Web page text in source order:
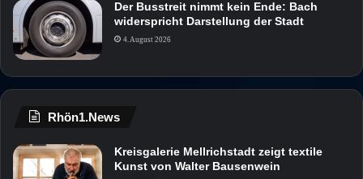
Der Busstreit nimmt kein Ende: Bach
widerspricht Darstellung der Stadt
4. August 2026
Rhön1.News
Kreisgalerie Mellrichstadt zeigt textile
Kunst von Walter Bausenwein